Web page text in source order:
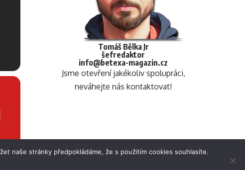
Tomáš Bělka Jr
šefredaktor
info@betexa-magazin.cz
Jsme otevření jakékoliv spolupráci,
neváhejte nás kontaktovat!
naše stránky předpokládáme, že s použitím cookies souhlasíte.